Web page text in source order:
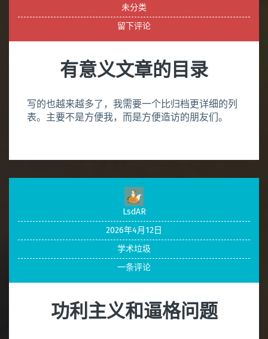
未分类
留下评论
有意义文章的目录
写的也越来越多了，我需要一个比归档更详细的列
表。主要不是方便我，而是方便造访的朋友们。
LsdAR
2026年4月12日
学术垃圾
一条评论
功利主义和逼格问题